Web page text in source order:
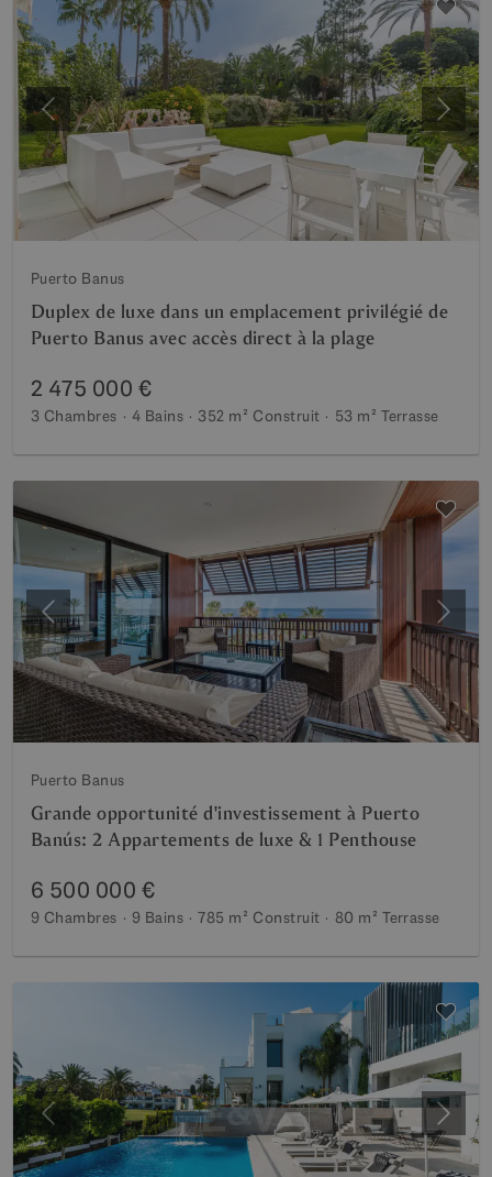
Précédent
Puerto Banus
Duplex de luxe dans un emplacement privilégié de
Puerto Banus avec accès direct à la plage
2 475 000 €
3 Chambres 4 Bains 352 m² Construit 53 m² Terrasse
Précédent
Puerto Banus
Grande opportunité d'investissement à Puerto
Banús: 2 Appartements de luxe & 1 Penthouse
6 500 000 €
9 Chambres 9 Bains 785 m² Construit 80 m² Terrasse
Précédent